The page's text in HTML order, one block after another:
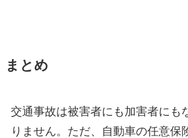
まとめ
交通事故は被害者にも加害者にも
りません。ただ、自動車の任意保